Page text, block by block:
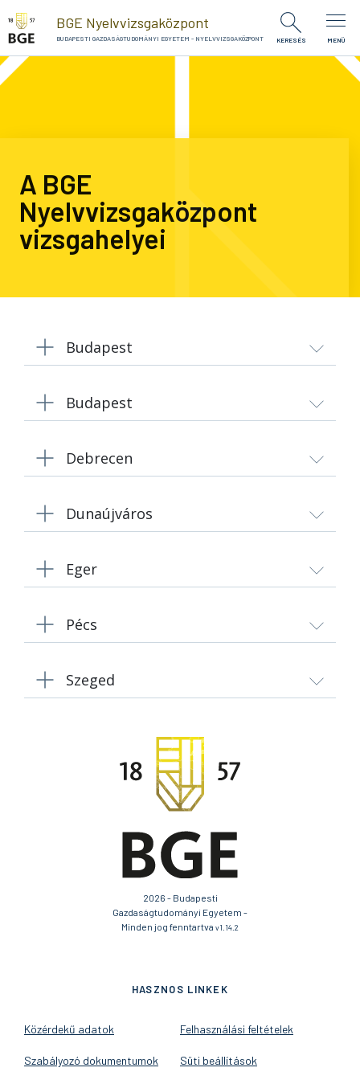
Ugrás a tartalomra
BGE Nyelvvizsgaközpont
BUDAPESTI GAZDASÁGTUDOMÁNYI EGYETEM - NYELVVIZSGAKÖZPONT KERESÉS MENÜ
A BGE
Nyelvvizsgaközpont
vizsgahelyei
Budapest
Budapest
Debrecen
Dunaújváros
Eger
Pécs
Szeged
2026 - Budapesti
Gazdaságtudományi Egyetem -
Minden jog fenntartva v1.14.2
HASZNOS LINKEK
Közérdekű adatok
Szabályozó dokumentumok
Felhasználási feltételek
Süti beállítások